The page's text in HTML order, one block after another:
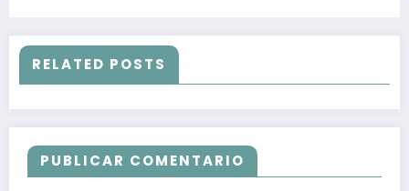
RELATED POSTS
PUBLICAR COMENTARIO